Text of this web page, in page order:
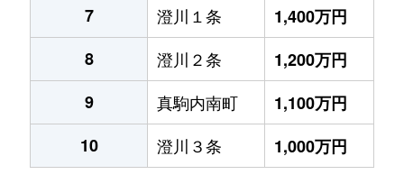
7
澄川１条
1,400万円
8
澄川２条
1,200万円
9
真駒内南町
1,100万円
10
澄川３条 1,000万円